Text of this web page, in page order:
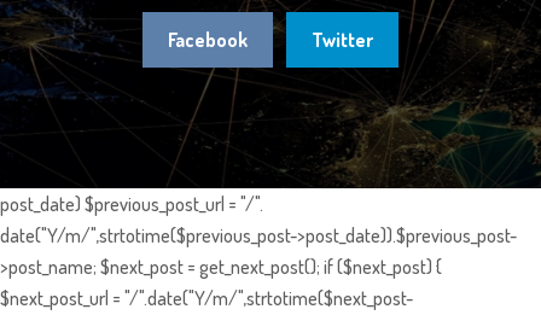
Facebook Twitter
post_date) $previous_post_url = "/".
date("Y/m/",strtotime($previous_post->post_date)).$previous_post-
>post_name; $next_post = get_next_post(); if ($next_post) {
$next_post_url = "/".date("Y/m/",strtotime($next_post-